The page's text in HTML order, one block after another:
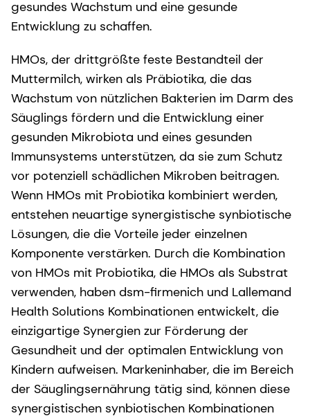
gesundes Wachstum und eine gesunde
Entwicklung zu schaffen.
HMOs, der drittgrößte feste Bestandteil der
Muttermilch, wirken als Präbiotika, die das
Wachstum von nützlichen Bakterien im Darm des
Säuglings fördern und die Entwicklung einer
gesunden Mikrobiota und eines gesunden
Immunsystems unterstützen, da sie zum Schutz
vor potenziell schädlichen Mikroben beitragen.
Wenn HMOs mit Probiotika kombiniert werden,
entstehen neuartige synergistische synbiotische
Lösungen, die die Vorteile jeder einzelnen
Komponente verstärken. Durch die Kombination
von HMOs mit Probiotika, die HMOs als Substrat
verwenden, haben dsm-firmenich und Lallemand
Health Solutions Kombinationen entwickelt, die
einzigartige Synergien zur Förderung der
Gesundheit und der optimalen Entwicklung von
Kindern aufweisen. Markeninhaber, die im Bereich
der Säuglingsernährung tätig sind, können diese
synergistischen synbiotischen Kombinationen